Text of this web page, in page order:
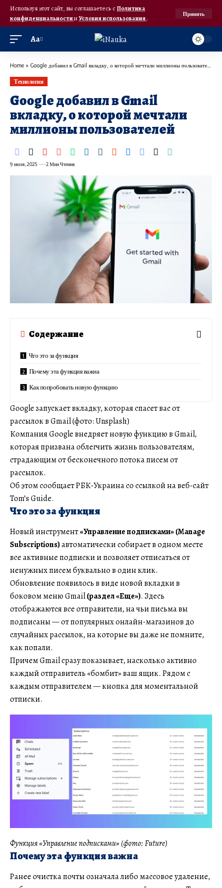
Используя этот сайт, вы соглашаетесь с Политика
конфиденциальностииУсловия использования.
Принять
Аа
Home » Google добавил в Gmail вкладку, о которой мечтали миллионы пользователей
Технологии
Google добавил в Gmail
вкладку, о которой мечтали
миллионы пользователей
9 июля, 2025 2 Мин Чтения
Содержание
Что это за функция
Почему эта функция важна
Как попробовать новую функцию
Google запускает вкладку, которая спасет вас от
рассылок в Gmail (фото: Unsplash)
Компания Google внедряет новую функцию в Gmail,
которая призвана облегчить жизнь пользователям,
страдающим от бесконечного потока писем от
рассылок.
Об этом сообщает РБК-Украина со ссылкой на веб-сайт
Tom’s Guide.
Что это за функция
Новый инструмент«Управление подписками» (Manage
Subscriptions)автоматически собирает в одном месте
все активные подписки и позволяет отписаться от
ненужных писем буквально в один клик.
Обновление появилось в виде новой вкладки в
боковом меню Gmail(раздел «Еще»). Здесь
отображаются все отправители, на чьи письма вы
подписаны — от популярных онлайн-магазинов до
случайных рассылок, на которые вы даже не помните,
как попали.
Причем Gmail сразу показывает, насколько активно
каждый отправитель «бомбит» ваш ящик. Рядом с
каждым отправителем — кнопка для моментальной
отписки.
Функция «Управление подписками» (фото: Future)
Почему эта функция важна
Ранее очистка почты означала либо массовое удаление,